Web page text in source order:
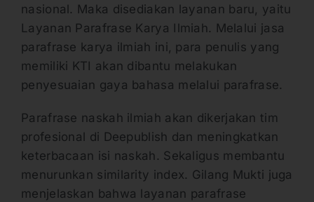
nasional. Maka disediakan layanan baru, yaitu
Layanan Parafrase Karya Ilmiah. Melalui jasa
parafrase karya ilmiah ini, para penulis yang
memiliki KTI akan dibantu melakukan
penyesuaian gaya bahasa melalui parafrase.
Parafrase naskah ilmiah akan dikerjakan tim
profesional di Deepublish dan meningkatkan
keterbacaan isi naskah. Sekaligus membantu
menurunkan similarity index. Gilang Mukti juga
menjelaskan bahwa layanan parafrase